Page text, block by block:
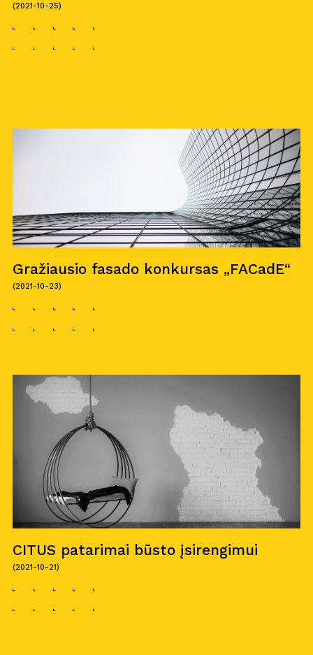
(2021-10-25)
Gražiausio fasado konkursas „FACadE“
(2021-10-23)
CITUS patarimai būsto įsirengimui
(2021-10-21)